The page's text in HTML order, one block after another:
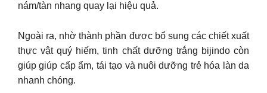
nám/tàn nhang quay lại hiệu quả.
Ngoài ra, nhờ thành phần được bổ sung các chiết xuất
thực vật quý hiếm, tinh chất dưỡng trắng bijindo còn
giúp giúp cấp ẩm, tái tạo và nuôi dưỡng trẻ hóa làn da
nhanh chóng.